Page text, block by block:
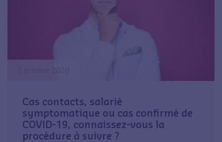
2 octobre 2020
Cas contacts, salarié
symptomatique ou cas confirmé de
COVID-19, connaissez-vous la
procédure à suivre ?